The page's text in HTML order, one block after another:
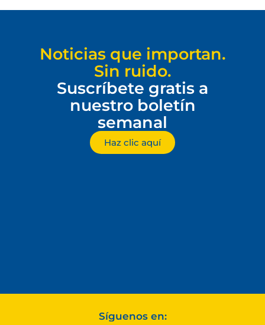
Noticias que importan.
Sin ruido.
Suscríbete gratis a
nuestro boletín
semanal
Haz clic aquí
Síguenos en: